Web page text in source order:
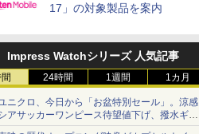
17」の対象製品を案内
Impress Watchシリーズ 人気記事
24時間 1週間 1カ月
ニクロ、今日から「お盆特別セール」。涼感
アサッカーワンピース待望値下げ、撥水ギア
ョーツは1990円に